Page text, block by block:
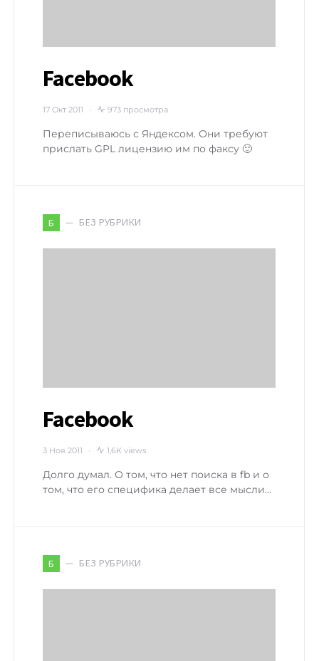
Facebook
17 Окт 2011 973 просмотра
Переписываюсь с Яндексом. Они требуют
прислать GPL лицензию им по факсу 🙂
Б БЕЗ РУБРИКИ
Facebook
3 Ноя 2011 1,6K views
Долго думал. О том, что нет поиска в fb и о
том, что его специфика делает все мысли…
Б БЕЗ РУБРИКИ